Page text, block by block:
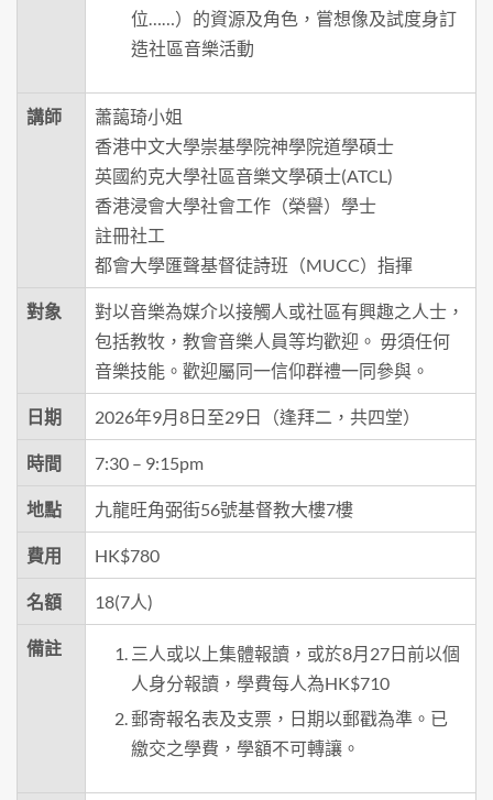
位……）的資源及角色，嘗想像及試度身訂
造社區音樂活動
講師
蕭藹琦小姐
香港中文大學崇基學院神學院道學碩士
英國約克大學社區音樂文學碩士(ATCL)
香港浸會大學社會工作（榮譽）學士
註冊社工
都會大學匯聲基督徒詩班（MUCC）指揮
對象
對以音樂為媒介以接觸人或社區有興趣之人士，
包括教牧，教會音樂人員等均歡迎。 毋須任何
音樂技能。歡迎屬同一信仰群禮一同參與。
日期 2026年9月8日至29日（逢拜二，共四堂）
時間 7:30 – 9:15pm
地點 九龍旺角弼街56號基督教大樓7樓
費用 HK$780
名額 18(7人)
備註
三人或以上集體報讀，或於8月27日前以個
人身分報讀，學費每人為HK$710
郵寄報名表及支票，日期以郵戳為準。已
繳交之學費，學額不可轉讓。